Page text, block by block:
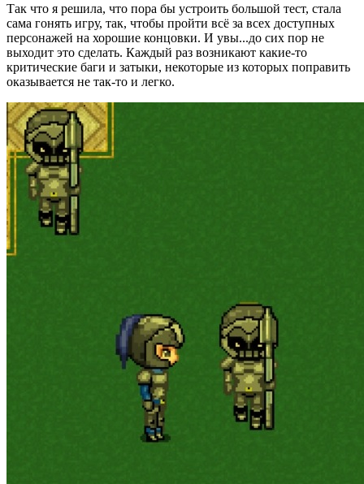
Так что я решила, что пора бы устроить большой тест, стала
сама гонять игру, так, чтобы пройти всё за всех доступных
персонажей на хорошие концовки. И увы...до сих пор не
выходит это сделать. Каждый раз возникают какие-то
критические баги и затыки, некоторые из которых поправить
оказывается не так-то и легко.